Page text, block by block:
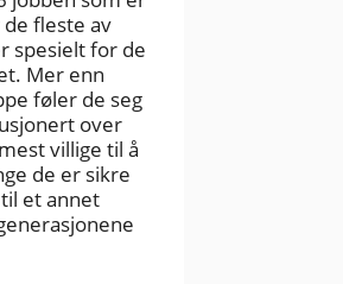
fleste av
spesielt for de
Mer enn
føler de seg
over
villige til å
de er sikre
et annet